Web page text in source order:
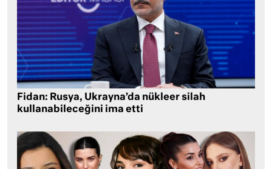
Fidan: Rusya, Ukrayna’da nükleer silah
kullanabileceğini ima etti